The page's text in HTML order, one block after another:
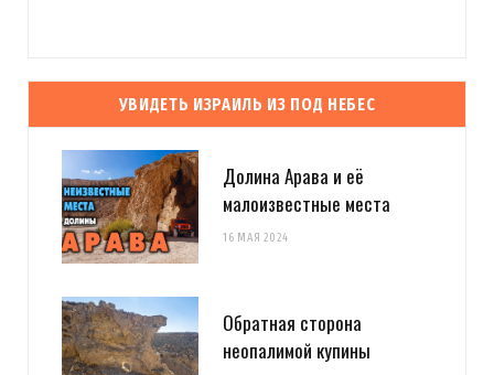
УВИДЕТЬ ИЗРАИЛЬ ИЗ ПОД НЕБЕС
Долина Арава и её
малоизвестные места
16 МАЯ 2024
Обратная сторона
неопалимой купины